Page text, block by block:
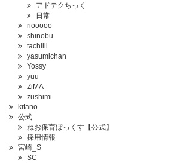
アドテクちっく
日常
riooooo
shinobu
tachiiii
yasumichan
Yossy
yuu
ZiMA
zushimi
kitano
公式
ねお保育ぼっくす【公式】
採用情報
宮崎_S
SC